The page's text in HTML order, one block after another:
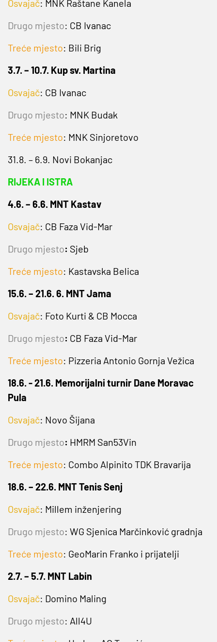
Osvajač: MNK Raštane Kanela
Drugo mjesto: CB Ivanac
Treće mjesto: Bili Brig
3.7. – 10.7. Kup sv. Martina
Osvajač: CB Ivanac
Drugo mjesto: MNK Budak
Treće mjesto: MNK Sinjoretovo
31.8. – 6.9. Novi Bokanjac
RIJEKA I ISTRA
4.6. – 6.6. MNT Kastav
Osvajač: CB Faza Vid-Mar
Drugo mjesto: Sjeb
Treće mjesto: Kastavska Belica
15.6. – 21.6. 6. MNT Jama
Osvajač: Foto Kurti & CB Mocca
Drugo mjesto: CB Faza Vid-Mar
Treće mjesto: Pizzeria Antonio Gornja Vežica
18.6. - 21.6. Memorijalni turnir Dane Moravac
Pula
Osvajač: Novo Šijana
Drugo mjesto: HMRM San53Vin
Treće mjesto: Combo Alpinito TDK Bravarija
18.6. – 22.6. MNT Tenis Senj
Osvajač: Millem inženjering
Drugo mjesto: WG Sjenica Marčinković gradnja
Treće mjesto: GeoMarin Franko i prijatelji
2.7. – 5.7. MNT Labin
Osvajač: Domino Maling
Drugo mjesto: All4U